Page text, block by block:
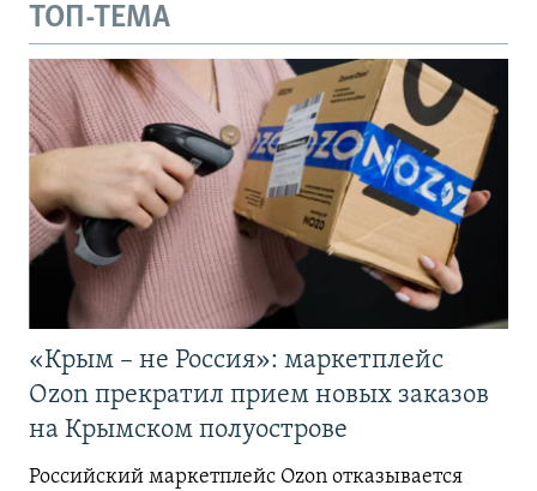
ТОП-ТЕМА
«Крым – не Россия»: маркетплейс
Ozon прекратил прием новых заказов
на Крымском полуострове
Российский маркетплейс Ozon отказывается